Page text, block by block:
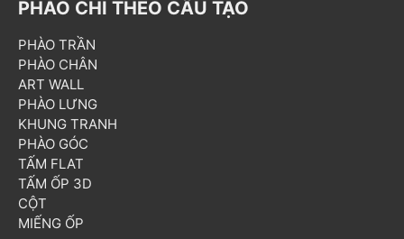
PHÀO CHỈ THEO CẤU TẠO
PHÀO TRẦN
PHÀO CHÂN
ART WALL
PHÀO LƯNG
KHUNG TRANH
PHÀO GÓC
TẤM FLAT
TẤM ỐP 3D
CỘT
MIẾNG ỐP